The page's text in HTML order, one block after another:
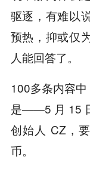
驱逐，有难以
预热，抑或仅
人能回答了。
100多条内容
是——5 月 15
创始人 CZ，
币。